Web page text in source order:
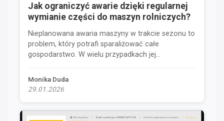
Jak ograniczyć awarie dzięki regularnej
wymianie części do maszyn rolniczych?
Nieplanowana awaria maszyny w trakcie sezonu to
problem, który potrafi sparaliżować całe
gospodarstwo. W wielu przypadkach jej...
Monika Duda
29.01.2026